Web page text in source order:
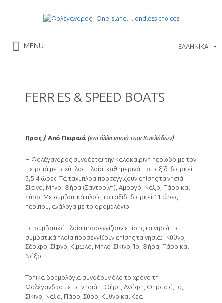
ΕΛΛΗΝΙΚΑ
Folegandros – The Αuthentic Ιsland –
MENU
FERRIES & SPEED BOATS
Προς / Από Πειραιά (και άλλα νησιά των Κυκλάδων)
Η Φολέγανδρος συνδέεται την καλοκαιρινή περίοδο με τον
Πειραιά με ταχύπλοα πλοία, καθημερινά. Το ταξίδι διαρκεί
3,5-4 ώρες. Τα ταχύπλοα προσεγγίζουν επίσης τα νησιά:
Σίφνο, Μήλο, Θήρα (Σαντορίνη), Αμοργό, Νάξο, Πάρο και
Σύρο. Με συμβατικά πλοία το ταξίδι διαρκεί 11 ώρες
περίπου, ανάλογα με το δρομολόγιο.
Τα συμβατικά πλοία προσεγγίζουν επίσης τα νησιά: Τα
συμβατικά πλοία προσεγγίζουν επίσης τα νησιά: Κύθνο,
Σέριφο, Σίφνο, Κίμωλο, Μήλο, Σίκινο, Ίο, Θήρα, Πάρο και
Νάξο.
Τοπικά δρομολόγια συνδέουν όλο το χρόνο τη
Φολέγανδρο με τα νησιά: Θήρα, Ανάφη, Θηρασιά, Ίο,
Σίκινο, Νάξο, Πάρο, Σύρο, Κύθνο και Κέα